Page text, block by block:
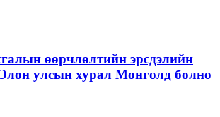
өөрчлөлтийн эрсдэлийн
улсын хурал Монголд болно